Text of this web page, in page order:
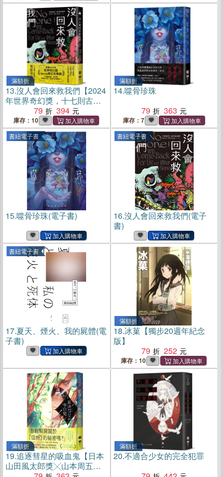
滿額折
13.沒人會回來救我們【2024
年世界奇幻獎，十七則古靈
精怪的黑暗短篇】
79 394
庫存：10
滿額折
14.噬骨珍珠
79
363
庫存：7
書紐電子書
15.噬骨珍珠(電子書)
書紐電子書
16.沒人會回來救我們(電子
書)
書紐電子書
17.夏天、煙火、我的屍體(電
子書)
滿額折
18.冰菓【獨步20週年紀念
版】
79
252
庫存：10
滿額折
19.追逐彗星的吸血鬼【日本
山田風太郎獎╳山本周五郎
滿額折
20.不適合少女的完全犯罪